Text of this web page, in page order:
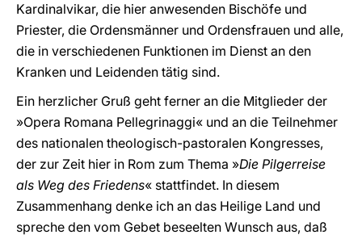
Kardinalvikar, die hier anwesenden Bischöfe und
Priester, die Ordensmänner und Ordensfrauen und alle,
die in verschiedenen Funktionen im Dienst an den
Kranken und Leidenden tätig sind.
Ein herzlicher Gruß geht ferner an die Mitglieder der
»Opera Romana Pellegrinaggi« und an die Teilnehmer
des nationalen theologisch-pastoralen Kongresses,
der zur Zeit hier in Rom zum Thema »Die Pilgerreise
als Weg des Friedens« stattfindet. In diesem
Zusammenhang denke ich an das Heilige Land und
spreche den vom Gebet beseelten Wunsch aus, daß